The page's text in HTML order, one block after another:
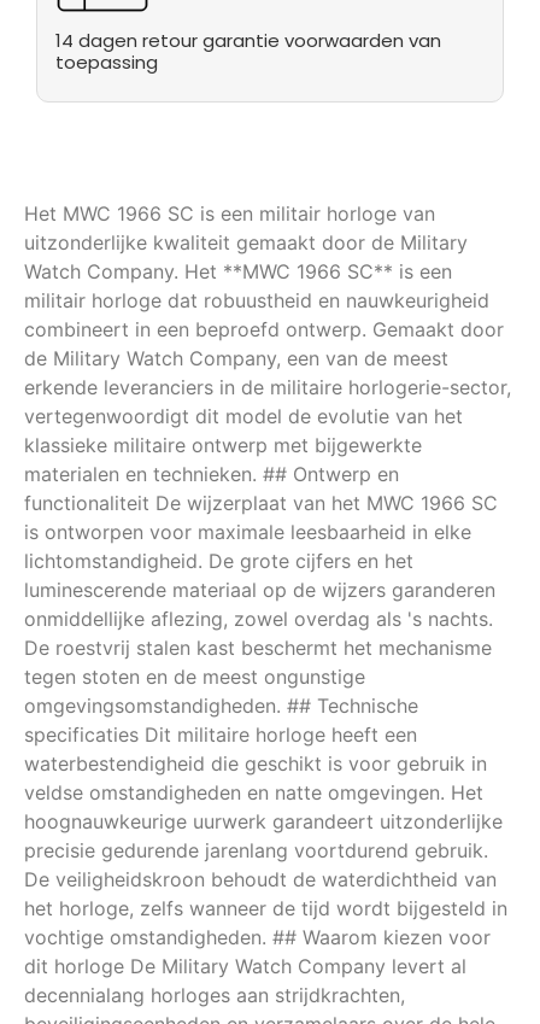
14 dagen retour garantie voorwaarden van
toepassing
Het MWC 1966 SC is een militair horloge van
uitzonderlijke kwaliteit gemaakt door de Military
Watch Company. Het **MWC 1966 SC** is een
militair horloge dat robuustheid en nauwkeurigheid
combineert in een beproefd ontwerp. Gemaakt door
de Military Watch Company, een van de meest
erkende leveranciers in de militaire horlogerie-sector,
vertegenwoordigt dit model de evolutie van het
klassieke militaire ontwerp met bijgewerkte
materialen en technieken. ## Ontwerp en
functionaliteit De wijzerplaat van het MWC 1966 SC
is ontworpen voor maximale leesbaarheid in elke
lichtomstandigheid. De grote cijfers en het
luminescerende materiaal op de wijzers garanderen
onmiddellijke aflezing, zowel overdag als 's nachts.
De roestvrij stalen kast beschermt het mechanisme
tegen stoten en de meest ongunstige
omgevingsomstandigheden. ## Technische
specificaties Dit militaire horloge heeft een
waterbestendigheid die geschikt is voor gebruik in
veldse omstandigheden en natte omgevingen. Het
hoognauwkeurige uurwerk garandeert uitzonderlijke
precisie gedurende jarenlang voortdurend gebruik.
De veiligheidskroon behoudt de waterdichtheid van
het horloge, zelfs wanneer de tijd wordt bijgesteld in
vochtige omstandigheden. ## Waarom kiezen voor
dit horloge De Military Watch Company levert al
decennialang horloges aan strijdkrachten,